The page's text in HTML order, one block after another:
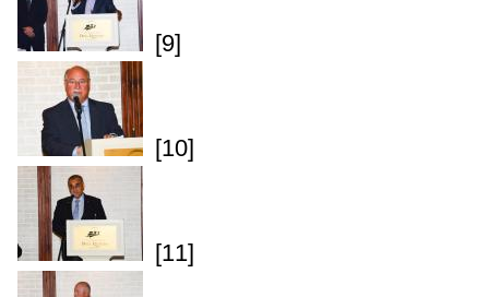
[9]
[10]
[11]